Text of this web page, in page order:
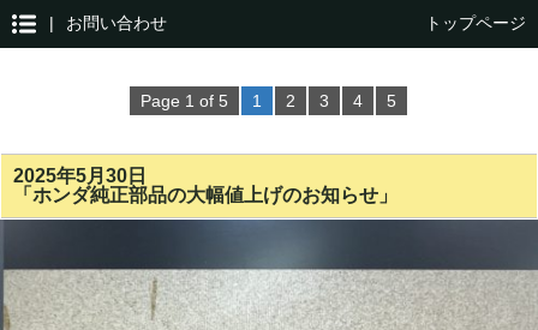
| お問い合わせ トップページ
Page 1 of 5 1 2 3 4 5
2025年5月30日
「ホンダ純正部品の大幅値上げのお知らせ」